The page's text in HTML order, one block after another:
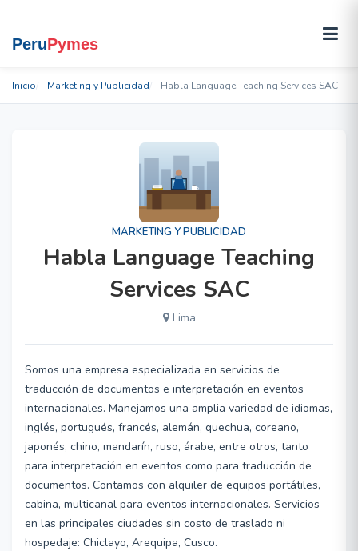
Inicio Marketing y Publicidad Habla Language Teaching Services SAC
MARKETING Y PUBLICIDAD
Habla Language Teaching
Services SAC
Lima
Somos una empresa especializada en servicios de
traducción de documentos e interpretación en eventos
internacionales. Manejamos una amplia variedad de idiomas,
inglés, portugués, francés, alemán, quechua, coreano,
japonés, chino, mandarín, ruso, árabe, entre otros, tanto
para interpretación en eventos como para traducción de
documentos. Contamos con alquiler de equipos portátiles,
cabina, multicanal para eventos internacionales. Servicios
en las principales ciudades sin costo de traslado ni
hospedaje: Chiclayo, Arequipa, Cusco.